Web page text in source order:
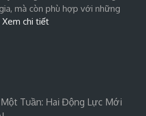
mà còn phù hợp với những
Xem chi tiết
Một Tuần: Hai Động Lực Mới